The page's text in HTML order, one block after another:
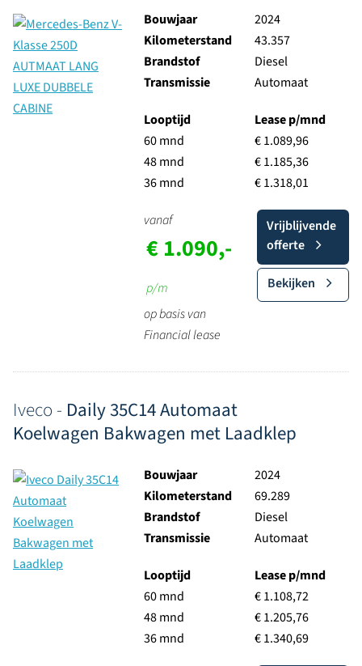
Bouwjaar
2024
Kilometerstand
43.357
Brandstof
Diesel
Transmissie
Automaat
Looptijd
60 mnd
48 mnd
36 mnd
Lease p/mnd
€ 1.089,96
€ 1.185,36
€ 1.318,01
vanaf
€ 1.090,-
p/m
op basis van
Financial lease
Vrijblijvende
offerte
Bekijken
Iveco - Daily 35C14 Automaat
Koelwagen Bakwagen met Laadklep
Bouwjaar
2024
Kilometerstand
69.289
Brandstof
Diesel
Transmissie
Automaat
Looptijd
60 mnd
48 mnd
36 mnd
Lease p/mnd
€ 1.108,72
€ 1.205,76
€ 1.340,69